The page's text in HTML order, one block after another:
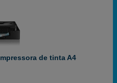
de tinta A4